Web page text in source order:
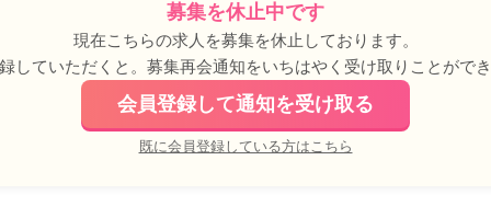
募集を休止中です
現在こちらの求人を募集を休止しております。
していただくと。募集再会通知をいちはやく受け取りことがで
会員登録して通知を受け取る
既に会員登録している方はこちら